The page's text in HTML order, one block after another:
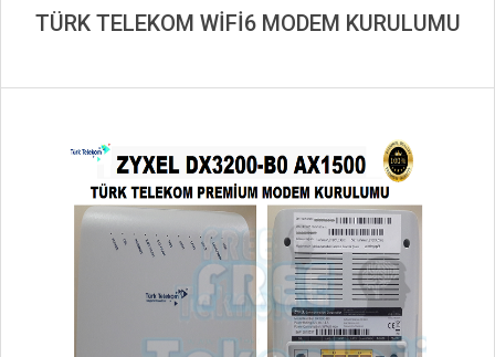
TÜRK TELEKOM WİFİ6 MODEM KURULUMU